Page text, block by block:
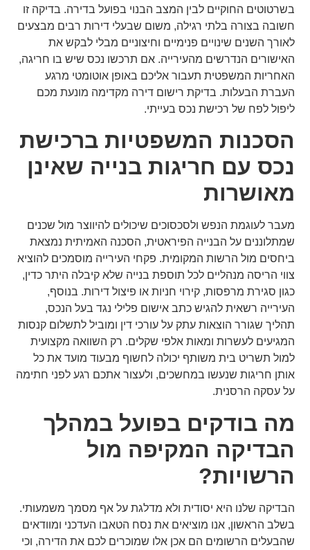
בשרטוטים החוקיים לבין המצב הבנוי בפועל בדירה. בדיקה זו
חשובה בצורה בלתי רגילה, משום שבעלי דירות רבים מבצעים
לאורך השנים שינויים פנימיים וחיצוניים מבלי לבקש את
האישורים הנדרשים מהעירייה. אם תרכשו נכס שיש בו חריגה,
האחריות המשפטית תעבור אליכם באופן אוטומטי מרגע
העברת הבעלות. בדיקת רישום דירה מקדימה מונעת מכם
ליפול לפח של רכישת נכס בעייתי.
הסכנות המשפטיות ברכישת
נכס עם חריגות בנייה שאינן
מאושרות
מעבר לעוגמת הנפש ולסכסוכים שיכולים להיווצר מול שכנים
שמתלוננים על הבנייה הפיראטית, הסכנה האמיתית נמצאת
ביחסים מול הרשות המקומית. פקחי העירייה מוסמכים להוציא
צווי הריסה מנהליים לכל תוספת בנייה שלא קיבלה היתר כדין,
כגון סגירת מרפסות, קירוי חניות או פיצול דירות. בנוסף,
העירייה רשאית להגיש כתב אישום פלילי נגד בעל הנכס,
תהליך שגורר הוצאות עתק על עורכי דין ומוביל לתשלום קנסות
המגיעים לעשרות ומאות אלפי שקלים. רק השוואה מקצועית
למול תשריט בית משותף יכולה לחשוף מבעוד מועד את כל
אותן חריגות שנעשו במחשכים, ולעצור אתכם רגע לפני חתימה
על עסקה הרסנית.
מה בודקים בפועל במהלך
הבדיקה המקיפה מול
הרשויות?
הבדיקה שלנו היא יסודית ולא מדלגת על אף מסמך משמעותי.
בשלב הראשון, אנו מוציאים את נסח הטאבו העדכני ומוודאים
שהבעלים הרשומים הם אכן אלו שמוכרים לכם את הדירה, וכי